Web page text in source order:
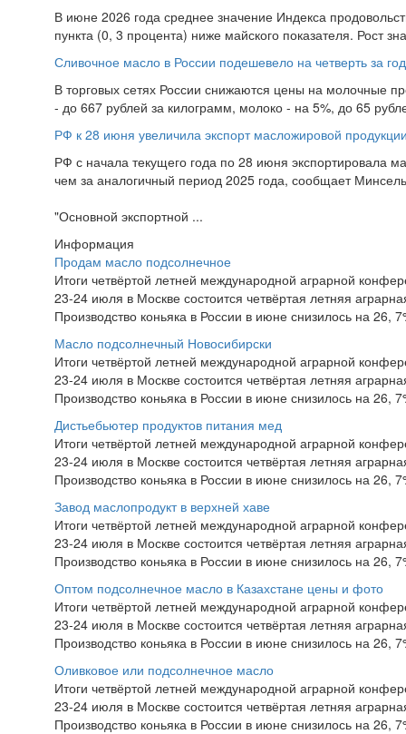
В июне 2026 года среднее значение Индекса
пункта (0, 3 процента) ниже майского показателя. Рост
Сливочное масло в России подешевело на четверть за год
В торговых сетях России снижаются цены на молочные
- до 667 рублей за килограмм, молоко - на 5%, до 65
РФ к 28 июня увеличила экспорт масложировой
РФ с начала текущего года по 28 июня экспортировала
чем за аналогичный период 2025 года, сообщает
"Основной экспортной ...
Информация
Продам масло подсолнечное
Итоги четвёртой летней международной аграрной
23-24 июля в Москве состоится четвёртая летняя
Производство коньяка в России в июне снизилось на 26,
Масло подсолнечный Новосибирски
Итоги четвёртой летней международной аграрной
23-24 июля в Москве состоится четвёртая летняя
Производство коньяка в России в июне снизилось на 26,
Дистьебьютер продуктов питания мед
Итоги четвёртой летней международной аграрной
23-24 июля в Москве состоится четвёртая летняя
Производство коньяка в России в июне снизилось на 26,
Завод маслопродукт в верхней хаве
Итоги четвёртой летней международной аграрной
23-24 июля в Москве состоится четвёртая летняя
Производство коньяка в России в июне снизилось на 26,
Оптом подсолнечное масло в Казахстане цены и фото
Итоги четвёртой летней международной аграрной
23-24 июля в Москве состоится четвёртая летняя
Производство коньяка в России в июне снизилось на 26,
Оливковое или подсолнечное масло
Итоги четвёртой летней международной аграрной
23-24 июля в Москве состоится четвёртая летняя
Производство коньяка в России в июне снизилось на 26,